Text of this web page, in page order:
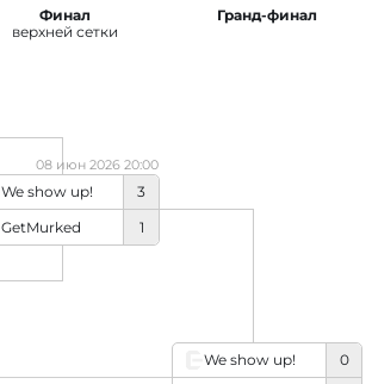
We show up!
3
GetMurked
1
08 июн 2026 20:00
Финал
верхней сетки
We show up!
0
Гранд-финал